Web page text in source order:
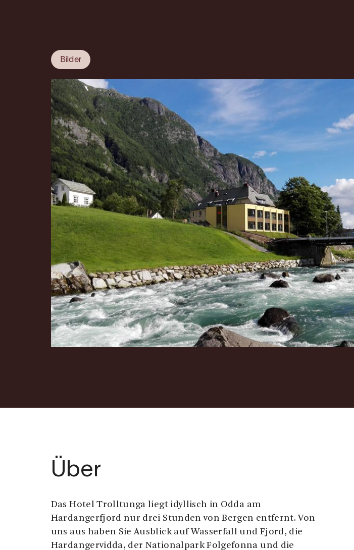
Bilder
Über
Das Hotel Trolltunga liegt idyllisch in Odda am
Hardangerfjord nur drei Stunden von Bergen entfernt. Von
uns aus haben Sie Ausblick auf Wasserfall und Fjord, die
Hardangervidda, der Nationalpark Folgefonna und die